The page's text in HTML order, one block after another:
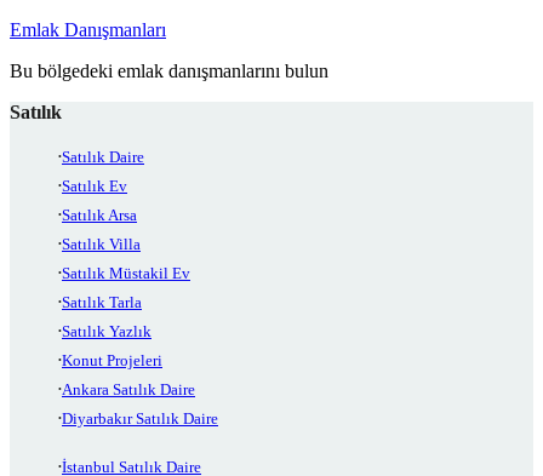
Emlak Danışmanları
Bu bölgedeki emlak danışmanlarını bulun
Satılık
Satılık Daire
Satılık Ev
Satılık Arsa
Satılık Villa
Satılık Müstakil Ev
Satılık Tarla
Satılık Yazlık
Konut Projeleri
Ankara Satılık Daire
Diyarbakır Satılık Daire
İstanbul Satılık Daire